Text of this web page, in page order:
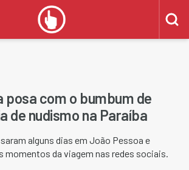
posa com o bumbum de
de nudismo na Paraíba
alguns dias em João Pessoa e
momentos da viagem nas redes sociais.